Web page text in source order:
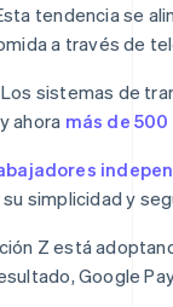
tendencia se
a través de
Los sistemas de
ahora más de
simplicidad y
Z está
Google